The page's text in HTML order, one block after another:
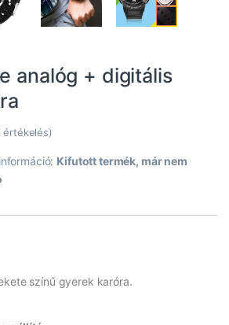
analóg + digitális
értékelés)
Kifutott termék, már nem
színű gyerek karóra.